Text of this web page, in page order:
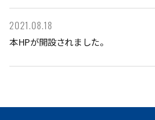
2021.08.18
本HPが開設されました。